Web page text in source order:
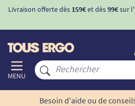
Livraison offerte dès 159€et dès99€sur
MENU
Besoin d'aide ou de